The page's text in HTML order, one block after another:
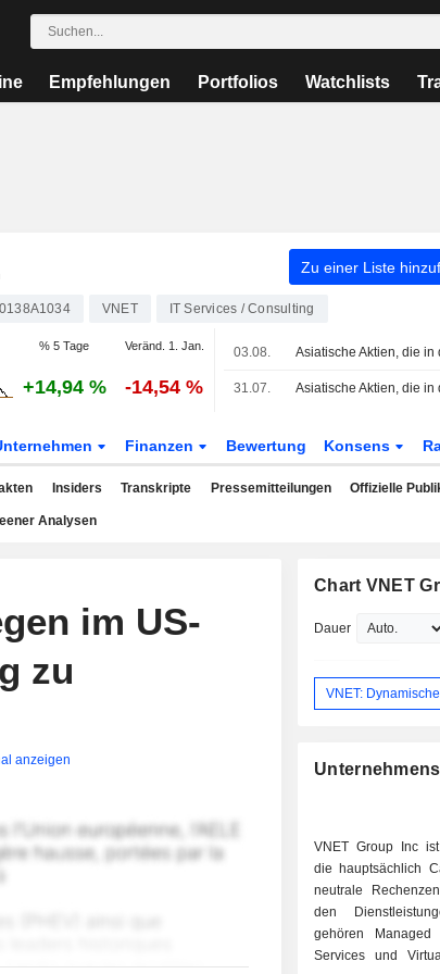
Empfehlungen Portfolios Watchlists
Zu einer Liste
VNET IT Services / Consulting
% 5 Tage Veränd. 1. Jan.
+14,94 % -14,54 %
03.08.
31.07.
Finanzen Bewertung Konsens
Insiders Transkripte Pressemitteilungen Offizielle
Analysen
im US-
zu
anzeigen
Chart VNET
Dauer
VNET:
VNET Group Inc
die hauptsächlich
neutrale
den
gehören Managed
Services und